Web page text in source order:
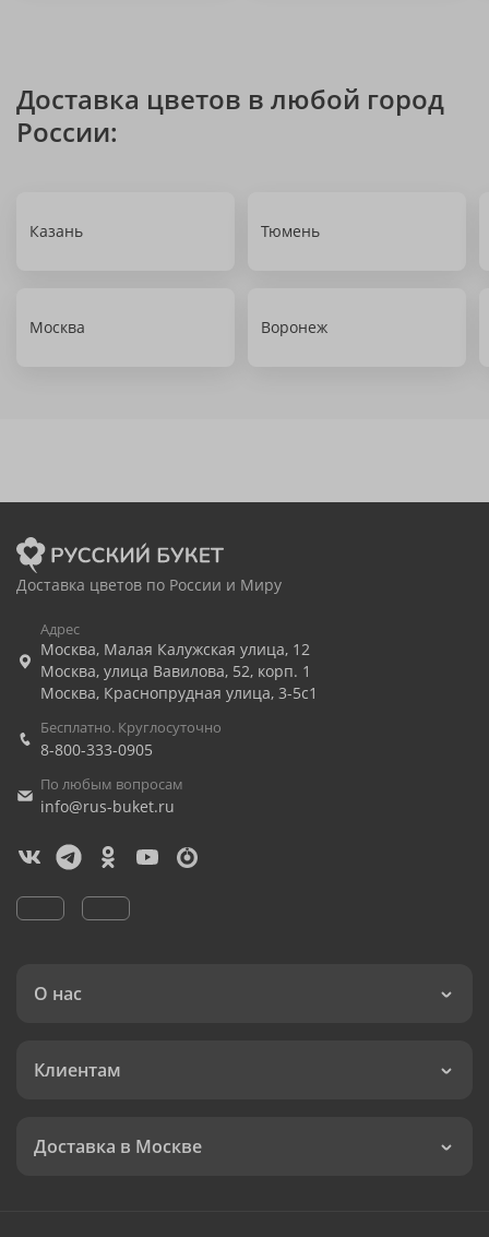
Доставка цветов в любой город
России:
Казань Тюмень
Москва Воронеж
Доставка цветов по России и Миру
Адрес
Москва, Малая Калужская улица, 12
Москва, улица Вавилова, 52, корп. 1
Москва, Краснопрудная улица, 3-5с1
Бесплатно. Круглосуточно
8-800-333-0905
По любым вопросам
info@rus-buket.ru
О нас
Клиентам
Доставка в Москве